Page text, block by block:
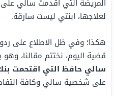
المريضة التي أقدمت سالي
لعلاجها، ابنتي ليست سارقة.
هكذا؛ وفي ظل الاطلاع على
قضية اليوم، نختتم مقالنا، وهو
سالي حافظ التي اقتحمت
على شخصية سالي وكافة